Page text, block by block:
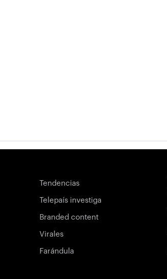
Tendencias
Telepaís investiga
Branded content
Virales
Farándula